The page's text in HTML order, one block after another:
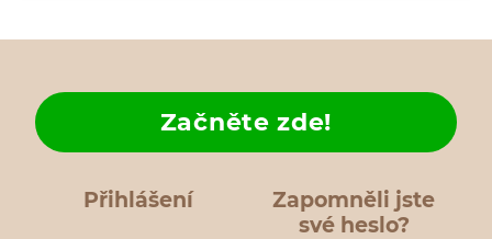
Přihlášení
Zapomněli jste
své heslo?
Začněte zde!